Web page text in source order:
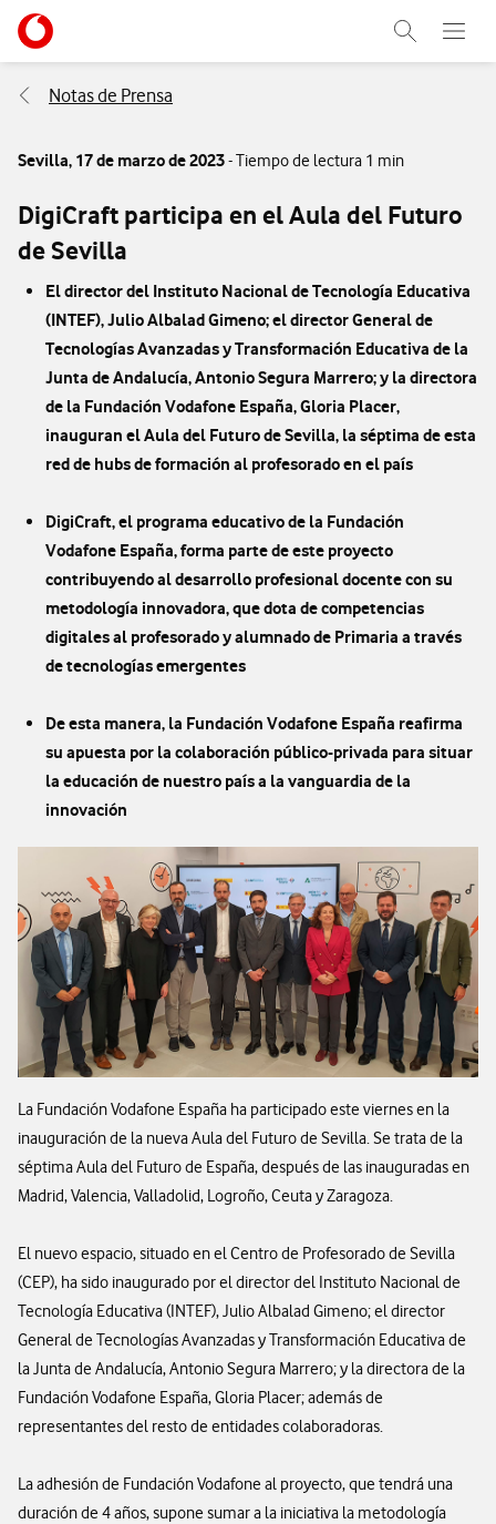
Ir a la pagina principal de vodafone.es
Abrir
Menu
Abre
Notas de Prensa
Sevilla, 17 de marzo de 2023- Tiempo de lectura 1 min
DigiCraft participa en el Aula del Futuro
de Sevilla
El director del Instituto Nacional de Tecnología Educativa
(INTEF), Julio Albalad Gimeno; el director General de
Tecnologías Avanzadas y Transformación Educativa de la
Junta de Andalucía, Antonio Segura Marrero; y la directora
de la Fundación Vodafone España, Gloria Placer,
inauguran el Aula del Futuro de Sevilla, la séptima de esta
red de hubs de formación al profesorado en el país
DigiCraft, el programa educativo de la Fundación
Vodafone España, forma parte de este proyecto
contribuyendo al desarrollo profesional docente con su
metodología innovadora, que dota de competencias
digitales al profesorado y alumnado de Primaria a través
de tecnologías emergentes
De esta manera, la Fundación Vodafone España reafirma
su apuesta por la colaboración público-privada para situar
la educación de nuestro país a la vanguardia de la
innovación
La Fundación Vodafone España ha participado este viernes en la
inauguración de la nueva Aula del Futuro de Sevilla. Se trata de la
séptima Aula del Futuro de España, después de las inauguradas en
Madrid, Valencia, Valladolid, Logroño, Ceuta y Zaragoza.
El nuevo espacio, situado en el Centro de Profesorado de Sevilla
(CEP), ha sido inaugurado por el director del Instituto Nacional de
Tecnología Educativa (INTEF), Julio Albalad Gimeno; el director
General de Tecnologías Avanzadas y Transformación Educativa de
la Junta de Andalucía, Antonio Segura Marrero; y la directora de la
Fundación Vodafone España, Gloria Placer; además de
representantes del resto de entidades colaboradoras.
La adhesión de Fundación Vodafone al proyecto, que tendrá una
duración de 4 años, supone sumar a la iniciativa la metodología